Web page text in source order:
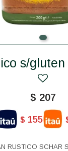
s/
$ 207
$ 155
RUSTICO SCHAR